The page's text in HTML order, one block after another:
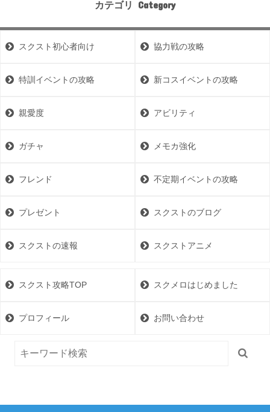
カテゴリ
スクスト初心者向け 協力戦の攻略
特訓イベントの攻略 新コスイベントの攻略
親愛度 アビリティ
ガチャ メモカ強化
フレンド 不定期イベントの攻略
プレゼント スクストのブログ
スクストの速報 スクストアニメ
スクスト攻略TOP スクメロはじめました
プロフィール お問い合わせ